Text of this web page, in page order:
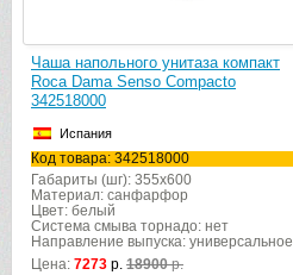
Чаша напольного унитаза компакт
Roca Dama Senso Compacto
342518000
Испания
Код товара: 342518000
Габариты (шг): 355x600
Материал: санфарфор
Цвет: белый
Система смыва торнадо: нет
Направление выпуска: универсальное
Цена: 7273 р. 18900р.